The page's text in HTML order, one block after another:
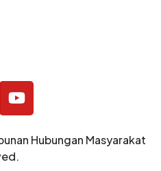
Hubungan Masyarakat